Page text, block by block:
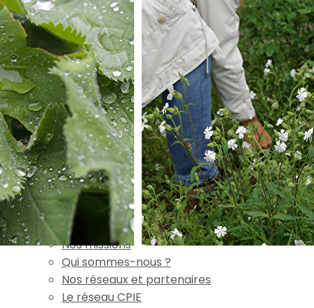
Exporter les lignes sélectionnées
Exporter toutes les colonnes
Exporter uniquement les colonnes affichées
Menu
Ajoutez un logo, un bouton, des réseaux sociaux
Cliquez pour éditer
Accueil▴
L'association
▴▾
Nos missions
Qui sommes-nous ?
Nos réseaux et partenaires
Le réseau CPIE